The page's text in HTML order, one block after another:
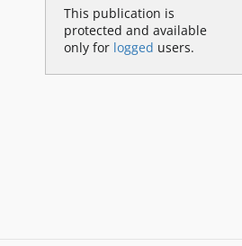
This publication is
protected and available
only for logged users.